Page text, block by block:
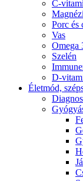
C-
Porc és
Vas
Omega
Szelén
D-
Életmód,